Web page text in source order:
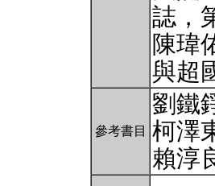
誌，
陳瑋
與超
參考書目
劉鐵
柯澤
賴淳